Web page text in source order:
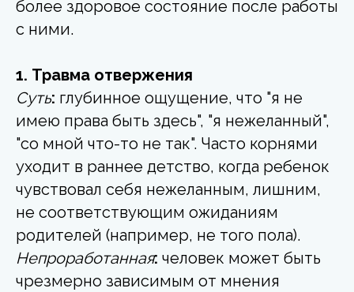
более здоровое состояние после работы
с ними.
1. Травма отвержения
Суть: глубинное ощущение, что "я не
имею права быть здесь", "я нежеланный",
"со мной что-то не так". Часто корнями
уходит в раннее детство, когда ребенок
чувствовал себя нежеланным, лишним,
не соответствующим ожиданиям
родителей (например, не того пола).
Непроработанная: человек может быть
чрезмерно зависимым от мнения